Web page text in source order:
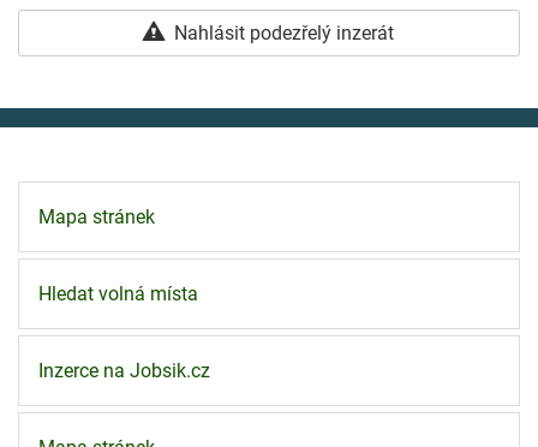
Nahlásit podezřelý inzerát
Mapa stránek
Hledat volná místa
Inzerce na Jobsik.cz